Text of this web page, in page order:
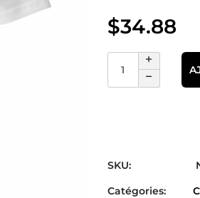
$34.88
SKU:
Catégories: